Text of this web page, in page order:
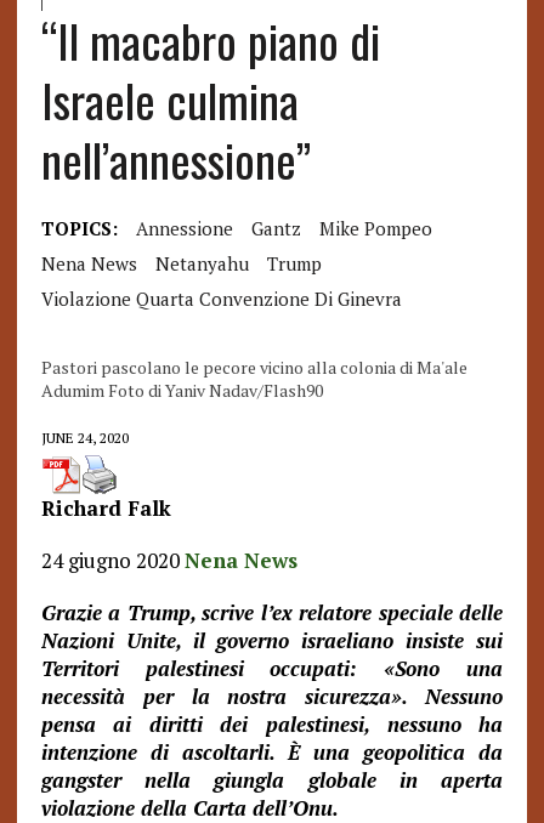
“Il macabro piano di
Israele culmina
nell’annessione”
TOPICS: Annessione Gantz
Mike Pompeo
Nena News
Netanyahu
Trump
Violazione Quarta Convenzione Di Ginevra
Pastori pascolano le pecore vicino alla colonia di Ma'ale
Adumim Foto di Yaniv Nadav/Flash90
JUNE 24, 2020
Richard Falk
24 giugno 2020Nena News
Grazie a Trump, scrive l’ex relatore speciale delle
Nazioni Unite, il governo israeliano insiste sui
Territori palestinesi occupati: «Sono una
necessità per la nostra sicurezza». Nessuno
pensa ai diritti dei palestinesi, nessuno ha
intenzione di ascoltarli. È una geopolitica da
gangster nella giungla globale in aperta
violazione della Carta dell’Onu.